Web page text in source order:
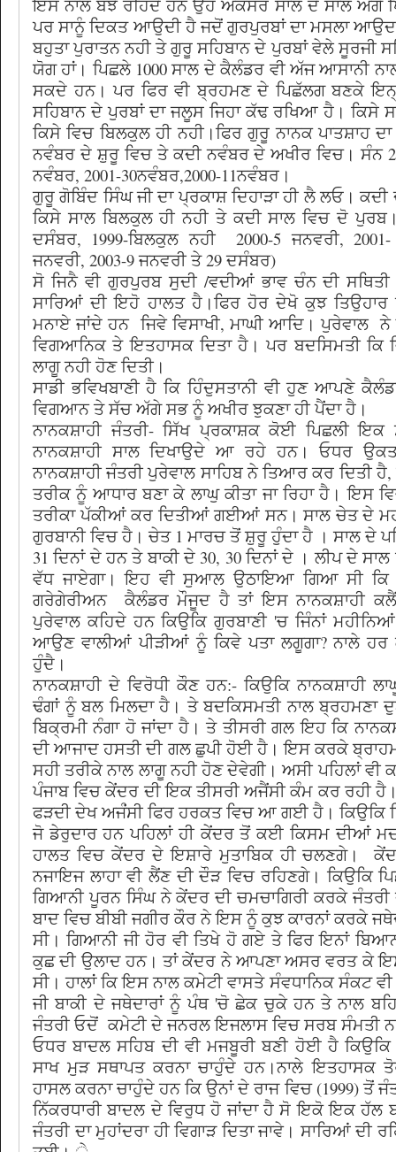
ਇਸ ਨਾਲ ਬੱਝੇ ਰਹਿੰਦੇ ਹਨ ਉਹ ਅਕਸਰ ਸਾਲ ਦੇ ਸਾਲ ਅੱਗੇ
ਪਰ ਸਾਨੂੰ ਦਿਕਤ ਆਉਦੀ ਹੈ ਜਦੋਂ ਗੁਰਪੁਰਬਾਂ ਦਾ ਮਸਲਾ
ਬਹੁਤਾ ਪੁਰਾਤਨ ਨਹੀ ਤੇ ਗੁਰੂ ਸਹਿਬਾਨ ਦੇ ਪੁਰਬਾਂ ਵੇਲੇ ਸੂਰਜੀ
ਯੋਗ ਹਾਂ। ਪਿਛਲੇ 1000 ਸਾਲ ਦੇ ਕੈਲੰਡਰ ਵੀ ਅੱਜ ਆਸਾਨੀ
ਸਕਦੇ ਹਨ। ਪਰ ਫਿਰ ਵੀ ਬ੍ਰਹਮਣ ਦੇ ਪਿਛੱਲਗ ਬਣਕੇ
ਸਹਿਬਾਨ ਦੇ ਪੁਰਬਾਂ ਦਾ ਜਲੂਸ ਜਿਹਾ ਕੱਢ ਰਖਿਆ ਹੈ। ਕਿਸੇ
ਕਿਸੇ ਵਿਚ ਬਿਲਕੁਲ ਹੀ ਨਹੀ।ਫਿਰ ਗੁਰੂ ਨਾਨਕ ਪਾਤਸ਼ਾਹ
ਨਵੰਬਰ ਦੇ ਸ਼ੁਰੂ ਵਿਚ ਤੇ ਕਦੀ ਨਵੰਬਰ ਦੇ ਅਖੀਰ ਵਿਚ। ਸੰਨ
ਨਵੰਬਰ, 2001-30ਨਵੰਬਰ,2000-11ਨਵੰਬਰ।
ਗੁਰੂ ਗੋਬਿੰਦ ਸਿੰਘ ਜੀ ਦਾ ਪ੍ਰਕਾਸ਼ ਦਿਹਾੜਾ ਹੀ ਲੈ ਲਓ।
ਕਿਸੇ ਸਾਲ ਬਿਲਕੁਲ ਹੀ ਨਹੀ ਤੇ ਕਦੀ ਸਾਲ ਵਿਚ ਦੋ
ਦਸੰਬਰ, 1999-ਬਿਲਕੁਲ ਨਹੀ 2000-5 ਜਨਵਰੀ,
ਜਨਵਰੀ, 2003-9 ਜਨਵਰੀ ਤੇ 29 ਦਸੰਬਰ)
ਸੋ ਜਿਨੈ ਵੀ ਗੁਰਪੁਰਬ ਸੁਦੀ /ਵਦੀਆਂ ਭਾਵ ਚੰਨ ਦੀ
ਸਾਰਿਆਂ ਦੀ ਇਹੋ ਹਾਲਤ ਹੈ।ਫਿਰ ਹੋਰ ਦੇਖੋ ਕੁਝ
ਮਨਾਏ ਜਾਂਦੇ ਹਨ ਜਿਵੇ ਵਿਸਾਖੀ, ਮਾਘੀ ਆਦਿ। ਪੁਰੇਵਾਲ
ਵਿਗਆਨਿਕ ਤੇ ਇਤਹਾਸਕ ਦਿਤਾ ਹੈ। ਪਰ ਬਦਸਿਮਤੀ ਕਿ
ਲਾਗੂ ਨਹੀ ਹੋਣ ਦਿਤੀ।
ਸਾਡੀ ਭਵਿਖਬਾਣੀ ਹੈ ਕਿ ਹਿੰਦੁਸਤਾਨੀ ਵੀ ਹੁਣ ਆਪਣੇ
ਵਿਗਆਨ ਤੇ ਸੱਚ ਅੱਗੇ ਸਭ ਨੂੰ ਅਖੀਰ ਝੁਕਣਾ ਹੀ ਪੈਂਦਾ ਹੈ।
ਨਾਨਕਸ਼ਾਹੀ ਜੰਤਰੀ- ਸਿੱਖ ਪ੍ਰਕਾਸ਼ਕ ਕੋਈ ਪਿਛਲੀ
ਨਾਨਕਸ਼ਾਹੀ ਸਾਲ ਦਿਖਾਉਦੇ ਆ ਰਹੇ ਹਨ। ਓਧਰ
ਨਾਨਕਸ਼ਾਹੀ ਜੰਤਰੀ ਪੁਰੇਵਾਲ ਸਾਹਿਬ ਨੇ ਤਿਆਰ ਕਰ ਦਿਤੀ ਹੈ,
ਤਰੀਕ ਨੂੰ ਆਧਾਰ ਬਣਾ ਕੇ ਲਾਘੁ ਕੀਤਾ ਜਾ ਰਿਹਾ ਹੈ। ਇਸ
ਤਰੀਕਾ ਪੱਕੀਆਂ ਕਰ ਦਿਤੀਆਂ ਗਈਆਂ ਸਨ। ਸਾਲ ਚੇਤ ਦੇ
ਗੁਰਬਾਨੀ ਵਿਚ ਹੈ। ਚੇਤ 1 ਮਾਰਚ ਤੋਂ ਸ਼ੁਰੂ ਹੁੰਦਾ ਹੈ । ਸਾਲ ਦੇ
31 ਦਿਨਾਂ ਦੇ ਹਨ ਤੇ ਬਾਕੀ ਦੇ 30, 30 ਦਿਨਾਂ ਦੇ । ਲੀਪ ਦੇ
ਵੱਧ ਜਾਏਗਾ। ਇਹ ਵੀ ਸੁਆਲ ਉਠਾਇਆ ਗਿਆ ਸੀ ਕਿ
ਗਰੇਗੇਰੀਅਨ ਕੈਲੰਡਰ ਮੌਜੂਦ ਹੈ ਤਾਂ ਇਸ ਨਾਨਕਸ਼ਾਹੀ
ਪੁਰੇਵਾਲ ਕਹਿਦੇ ਹਨ ਕਿਉਕਿ ਗੁਰਬਾਣੀ 'ਚ ਜਿੰਨਾਂ
ਆਉਣ ਵਾਲੀਆਂ ਪੀੜੀਆਂ ਨੂੰ ਕਿਵੇ ਪਤਾ ਲਗੂਗਾ? ਨਾਲੇ
ਹੁੰਦੈ।
ਨਾਨਕਸ਼ਾਹੀ ਦੇ ਵਿਰੋਧੀ ਕੌਣ ਹਨ:- ਕਿਉਕਿ ਨਾਨਕਸ਼ਾਹੀ
ਢੰਗਾਂ ਨੂੰ ਬਲ ਮਿਲਦਾ ਹੈ। ਤੇ ਬਦਕਿਸਮਤੀ ਨਾਲ
ਬਿਕ੍ਰਮੀ ਨੰਗਾ ਹੋ ਜਾਂਦਾ ਹੈ। ਤੇ ਤੀਸਰੀ ਗਲ ਇਹ ਕਿ
ਦੀ ਆਜਾਦ ਹਸਤੀ ਦੀ ਗਲ ਛੁਪੀ ਹੋਈ ਹੈ। ਇਸ ਕਰਕੇ
ਸਹੀ ਤਰੀਕੇ ਨਾਲ ਲਾਗੂ ਨਹੀ ਹੋਣ ਦੇਵੇਗੀ। ਅਸੀ ਪਹਿਲਾਂ ਵੀ
ਪੰਜਾਬ ਵਿਚ ਕੇਂਦਰ ਦੀ ਇਕ ਤੀਸਰੀ ਅਜੈਂਸੀ ਕੰਮ ਕਰ ਰਹੀ
ਫੜਦੀ ਦੇਖ ਅਜੰਂਸੀ ਫਿਰ ਹਰਕਤ ਵਿਚ ਆ ਗਈ ਹੈ। ਕਿਉਕਿ
ਜੋ ਡੇਰੁਦਾਰ ਹਨ ਪਹਿਲਾਂ ਹੀ ਕੇਂਦਰ ਤੋਂ ਕਈ ਕਿਸਮ ਦੀਆਂ
ਹਾਲਤ ਵਿਚ ਕੇਂਦਰ ਦੇ ਇਸ਼ਾਰੇ ਮੁਤਾਬਿਕ ਹੀ ਚਲਣਗੇ।
ਨਜਾਇਜ ਲਾਹਾ ਵੀ ਲੈਂਣ ਦੀ ਦੌੜ ਵਿਚ ਰਹਿਣਗੇ। ਕਿਉਕਿ
ਗਿਆਨੀ ਪੂਰਨ ਸਿੰਘ ਨੇ ਕੇਂਦਰ ਦੀ ਚਮਚਾਗਿਰੀ ਕਰਕੇ ਜੰਤਰੀ
ਬਾਦ ਵਿਚ ਬੀਬੀ ਜਗੀਰ ਕੌਰ ਨੇ ਇਸ ਨੂੰ ਕੁਝ ਕਾਰਨਾਂ ਕਰਕੇ
ਸੀ। ਗਿਆਨੀ ਜੀ ਹੋਰ ਵੀ ਤਿਖੇ ਹੋ ਗਏ ਤੇ ਫਿਰ ਇਨਾਂ
ਕੁਛ ਦੀ ਉਲਾਦ ਹਨ। ਤਾਂ ਕੇਂਦਰ ਨੇ ਆਪਣਾ ਅਸਰ ਵਰਤ ਕੇ
ਸੀ। ਹਾਲਾਂ ਕਿ ਇਸ ਨਾਲ ਕਮੇਟੀ ਵਾਸਤੇ ਸੰਵਧਾਨਿਕ ਸੰਕਟ
ਜੀ ਬਾਕੀ ਦੇ ਜਥੇਦਾਰਾਂ ਨੂੰ ਪੰਥ 'ਚੋ ਛੇਕ ਚੁਕੇ ਹਨ ਤੇ ਨਾਲ
ਜੰਤਰੀ ਓਦੋਂ ਕਮੇਟੀ ਦੇ ਜਨਰਲ ਇਜਲਾਸ ਵਿਚ ਸਰਬ ਸੰਮਤੀ
ਓਧਰ ਬਾਦਲ ਸਹਿਬ ਦੀ ਵੀ ਮਜਬੂਰੀ ਬਣੀ ਹੋਈ ਹੈ
ਸਾਖ ਮੁੜ ਸਥਾਪਤ ਕਰਨਾ ਚਾਹੁੰਦੇ ਹਨ।ਨਾਲੇ ਇਤਹਾਸਕ
ਹਾਸਲ ਕਰਨਾ ਚਾਹੁੰਦੇ ਹਨ ਕਿ ਉਨਾਂ ਦੇ ਰਾਜ ਵਿਚ (1999) ਤੋਂ
ਨਿੱਕਰਧਾਰੀ ਬਾਦਲ ਦੇ ਵਿਰੁਧ ਹੋ ਜਾਂਦਾ ਹੈ ਸੋ ਇਕੋ ਇਕ ਹੱਲ
ਜੰਤਰੀ ਦਾ ਮੁਹਾਂਦਰਾ ਹੀ ਵਿਗਾੜ ਦਿਤਾ ਜਾਵੇ। ਸਾਰਿਆਂ